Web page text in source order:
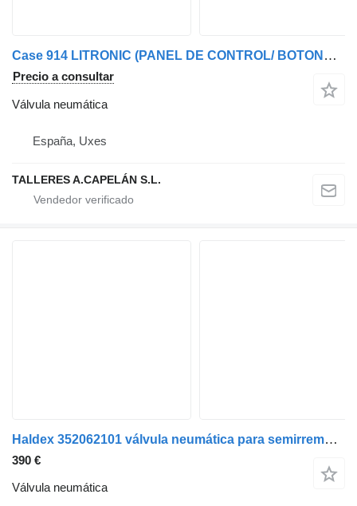
Case 914 LITRONIC (PANEL DE CONTROL/ BOTONERA ) válvula neumática
Precio a consultar
Válvula neumática
España, Uxes
TALLERES A.CAPELÁN S.L.
Haldex 352062101 válvula neumática para semirremolque
390 €
Válvula neumática